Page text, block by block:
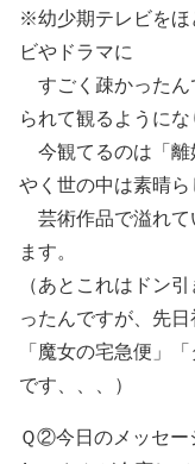
※幼少期テレビをほ
ビやドラマに
すごく疎かったん
られて観るようにな
今観てるのは「離
やく世の中は素晴ら
芸術作品で溢れて
ます。
（あとこれはドン
ったんですが、先日
「魔女の宅急便」
です、、、）
Ｑ②今日のメッセー